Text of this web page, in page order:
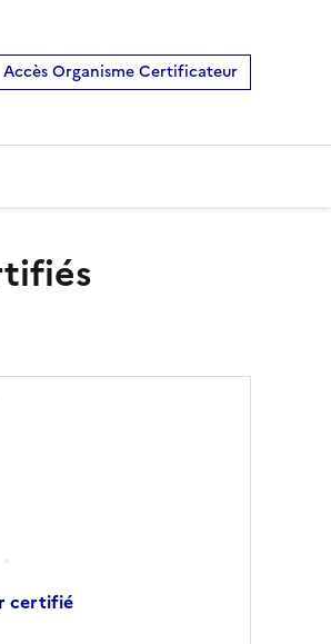
Accès Organisme Certificateur
certifié